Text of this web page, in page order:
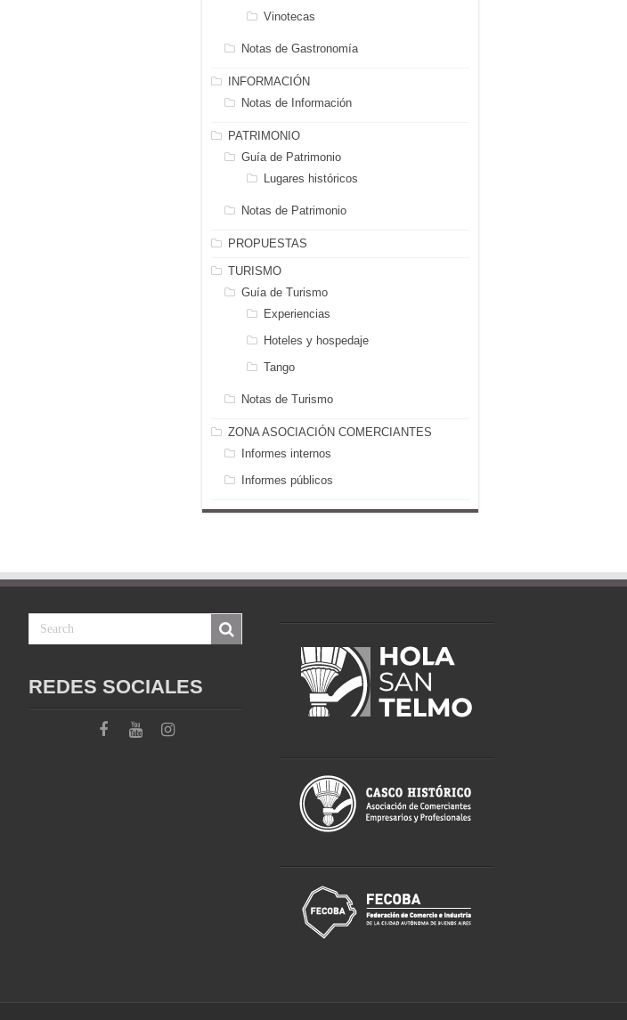
Vinotecas
Notas de Gastronomía
INFORMACIÓN
Notas de Información
PATRIMONIO
Guía de Patrimonio
Lugares históricos
Notas de Patrimonio
PROPUESTAS
TURISMO
Guía de Turismo
Experiencias
Hoteles y hospedaje
Tango
Notas de Turismo
ZONA ASOCIACIÓN COMERCIANTES
Informes internos
Informes públicos
REDES SOCIALES